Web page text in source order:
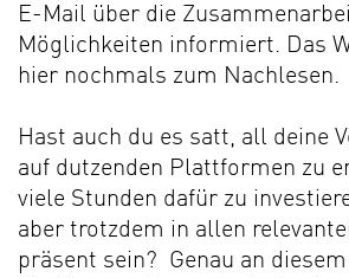
E-Mail über die
Möglichkeiten informiert. Das
hier nochmals zum Nachlesen.
Hast auch du es satt, all deine
auf dutzenden Plattformen zu
viele Stunden dafür zu
aber trotzdem in allen
präsent sein? Genau an